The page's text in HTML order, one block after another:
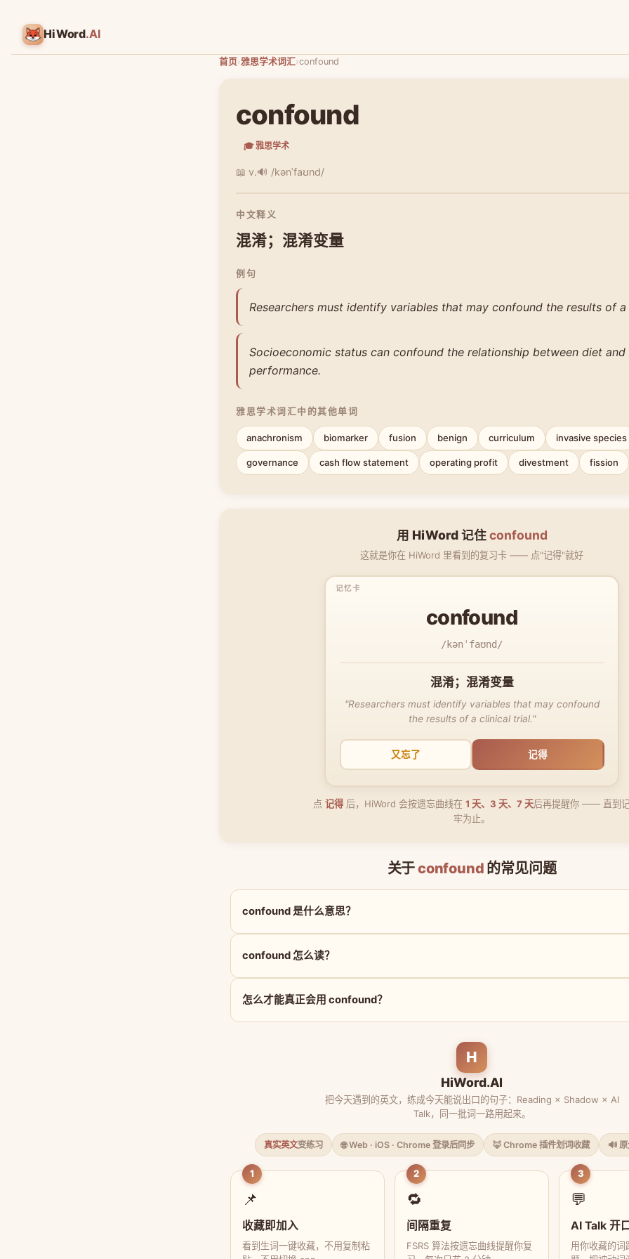
HiWord.AI
首页›雅思学术词汇›confound
confound
🎓 雅思学术
📖 v.🔊 /kənˈfaʊnd/
中文释义
混淆；混淆变量
例句
Researchers must identify variables that may confound the results of
Socioeconomic status can confound the relationship between diet and
performance.
雅思学术词汇中的其他单词
anachronism biomarker fusion benign curriculum invasive species
governance cash flow statement operating profit divestment fission
用 HiWord 记住confound
这就是你在 HiWord 里看到的复习卡 —— 点"记得"就好
confound
/kənˈfaʊnd/
混淆；混淆变量
"Researchers must identify variables that may confound
the results of a clinical trial."
又忘了 记得
点 记得 后，HiWord 会按遗忘曲线在 1 天、3 天、7 天后再提醒你 —— 直到
牢为止。
关于confound 的常见问题
confound 是什么意思？
confound 怎么读？
怎么才能真正会用 confound？
H
HiWord.AI
把今天遇到的英文，练成今天能说出口的句子：Reading × Shadow × AI
Talk，同一批词一路用起来。
真实英文变练习 🌐 Web · iOS · Chrome 登录后同步 🦊 Chrome 插件划词收藏 🔊
1
📌
收藏即加入
看到生词一键收藏，不用复制粘
2
🔁
间隔重复
FSRS 算法按遗忘曲线提醒你复
3
💬
AI Talk 开
用你收藏的词